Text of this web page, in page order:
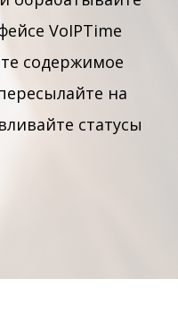
VoIPTime
содержимое
на
статусы